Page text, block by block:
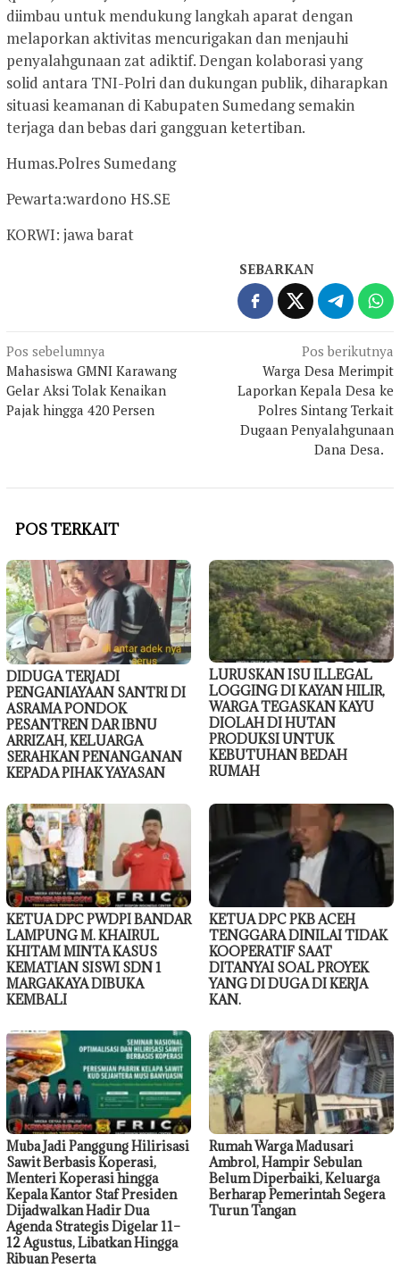
diimbau untuk mendukung langkah aparat dengan
melaporkan aktivitas mencurigakan dan menjauhi
penyalahgunaan zat adiktif. Dengan kolaborasi yang
solid antara TNI-Polri dan dukungan publik, diharapkan
situasi keamanan di Kabupaten Sumedang semakin
terjaga dan bebas dari gangguan ketertiban.
Humas.Polres Sumedang
Pewarta:wardono HS.SE
KORWI: jawa barat
SEBARKAN
Navigasi
pos
Pos sebelumnya
Mahasiswa GMNI Karawang
Gelar Aksi Tolak Kenaikan
Pajak hingga 420 Persen
Pos berikutnya
Warga Desa Merimpit
Laporkan Kepala Desa ke
Polres Sintang Terkait
Dugaan Penyalahgunaan
Dana Desa.
POS TERKAIT
DIDUGA TERJADI
PENGANIAYAAN SANTRI DI
ASRAMA PONDOK
PESANTREN DAR IBNU
ARRIZAH, KELUARGA
SERAHKAN PENANGANAN
KEPADA PIHAK YAYASAN
LURUSKAN ISU ILLEGAL
LOGGING DI KAYAN HILIR,
WARGA TEGASKAN KAYU
DIOLAH DI HUTAN
PRODUKSI UNTUK
KEBUTUHAN BEDAH
RUMAH
KETUA DPC PWDPI BANDAR
LAMPUNG M. KHAIRUL
KHITAM MINTA KASUS
KEMATIAN SISWI SDN 1
MARGAKAYA DIBUKA
KEMBALI
KETUA DPC PKB ACEH
TENGGARA DINILAI TIDAK
KOOPERATIF SAAT
DITANYAI SOAL PROYEK
YANG DI DUGA DI KERJA
KAN.
Muba Jadi Panggung Hilirisasi
Sawit Berbasis Koperasi,
Menteri Koperasi hingga
Kepala Kantor Staf Presiden
Dijadwalkan Hadir Dua
Agenda Strategis Digelar 11–
12 Agustus, Libatkan Hingga
Ribuan Peserta
Rumah Warga Madusari
Ambrol, Hampir Sebulan
Belum Diperbaiki, Keluarga
Berharap Pemerintah Segera
Turun Tangan